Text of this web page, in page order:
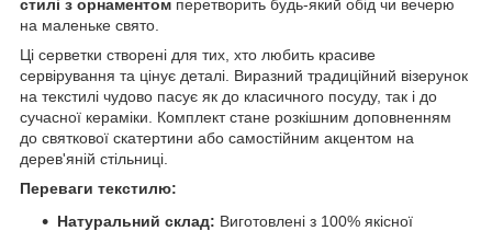
стилі з орнаментом перетворить будь-який обід чи вечерю
на маленьке свято.
Ці серветки створені для тих, хто любить красиве
сервірування та цінує деталі. Виразний традиційний візерунок
на текстилі чудово пасує як до класичного посуду, так і до
сучасної кераміки. Комплект стане розкішним доповненням
до святкової скатертини або самостійним акцентом на
дерев'яній стільниці.
Переваги текстилю:
Натуральний склад: Виготовлені з 100% якісної